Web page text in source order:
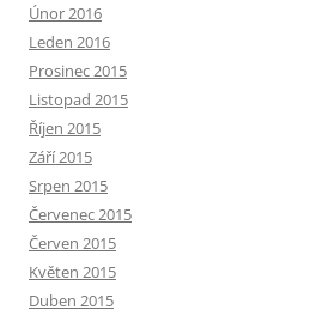
Únor 2016
Leden 2016
Prosinec 2015
Listopad 2015
Říjen 2015
Září 2015
Srpen 2015
Červenec 2015
Červen 2015
Květen 2015
Duben 2015